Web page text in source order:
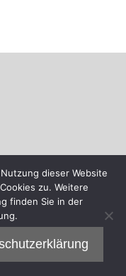
dieser Website
zu. Weitere
finden Sie in der